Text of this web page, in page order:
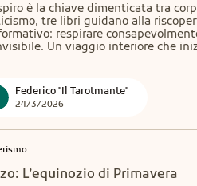
è la chiave dimenticata tra
tre libri guidano alla
respirare
Un viaggio interiore che
Federico "Il Tarotmante"
24/3/2026
L’equinozio di Primavera